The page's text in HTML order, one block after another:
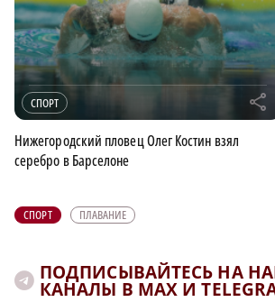
СПОРТ r
Нижегородский пловец Олег Костин взял
серебро в Барселоне
СПОРТ ПЛАВАНИЕ
ПОДПИСЫВАЙТЕСЬ НА
КАНАЛЫ В MAX И